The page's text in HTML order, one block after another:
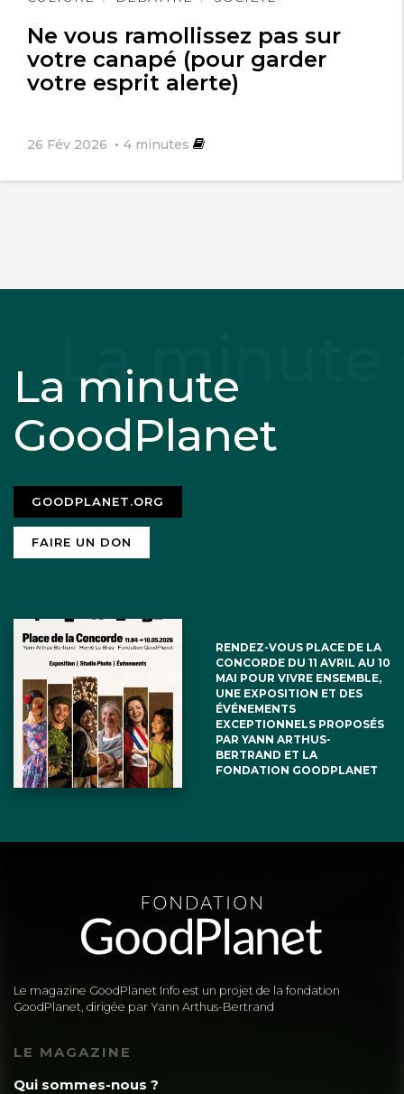
Ne vous ramollissez pas sur
votre canapé (pour garder
votre esprit alerte)
26 Fév 2026 4 minutes
La minute
GoodPlanet
GOODPLANET.ORG
FAIRE UN DON
RENDEZ-VOUS PLACE DE LA
CONCORDE DU 11 AVRIL AU 10
MAI POUR VIVRE ENSEMBLE,
UNE EXPOSITION ET DES
ÉVÉNEMENTS
EXCEPTIONNELS PROPOSÉS
PAR YANN ARTHUS-
BERTRAND ET LA
FONDATION GOODPLANET
Le magazine GoodPlanet Info est un projet de la fondation
GoodPlanet, dirigée par Yann Arthus-Bertrand
LE MAGAZINE
Qui sommes-nous ?